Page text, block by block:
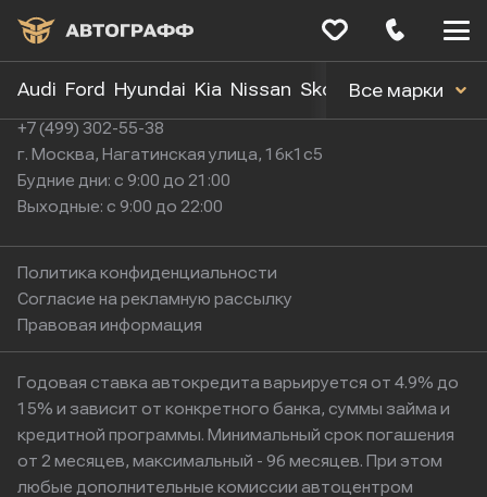
Audi Ford Hyundai Kia Nissan Skoda Toyota
Все марки
+7 (499) 302-55-38
г. Москва, Нагатинская улица, 16к1с5
Будние дни: с 9:00 до 21:00
Выходные: с 9:00 до 22:00
Политика конфиденциальности
Согласие на рекламную рассылку
Правовая информация
Годовая ставка автокредита варьируется от 4.9% до
15% и зависит от конкретного банка, суммы займа и
кредитной программы. Минимальный срок погашения
от 2 месяцев, максимальный - 96 месяцев. При этом
любые дополнительные комиссии автоцентром